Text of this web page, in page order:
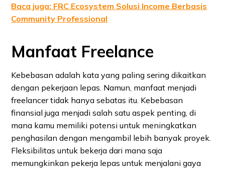
Baca juga: FRC Ecosystem Solusi Income Berbasis
Community Professional
Manfaat Freelance
Kebebasan adalah kata yang paling sering dikaitkan
dengan pekerjaan lepas. Namun, manfaat menjadi
freelancer tidak hanya sebatas itu. Kebebasan
finansial juga menjadi salah satu aspek penting, di
mana kamu memiliki potensi untuk meningkatkan
penghasilan dengan mengambil lebih banyak proyek.
Fleksibilitas untuk bekerja dari mana saja
memungkinkan pekerja lepas untuk menjalani gaya